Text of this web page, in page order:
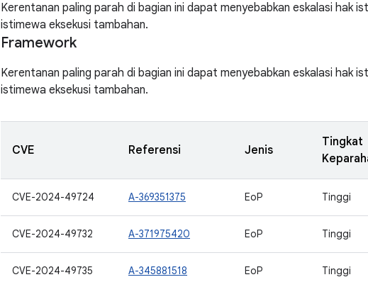
Kerentanan paling parah di bagian ini dapat menyebabkan eskalasi hak
istimewa eksekusi tambahan.
Framework
Kerentanan paling parah di bagian ini dapat menyebabkan eskalasi hak
istimewa eksekusi tambahan.
CVE Referensi Jenis
Tingkat
CVE-2024-49724 A-369351375 EoP Tinggi
CVE-2024-49732 A-371975420 EoP Tinggi
CVE-2024-49735 A-345881518 EoP Tinggi